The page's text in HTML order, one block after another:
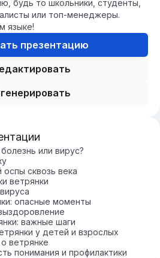
будь то школьники, студенты,
или топ-менеджеры.
языке!
презентацию
или вирус?
сквозь века
ветрянки
опасные моменты
важные шаги
у детей и взрослых
ветрянке
понимания и профилактики